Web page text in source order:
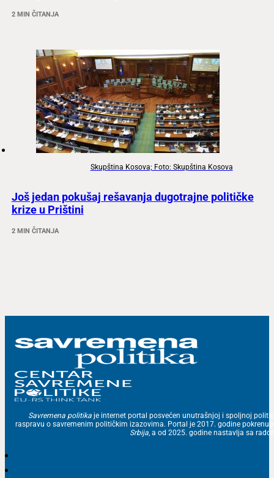
2 MIN ČITANJA
Skupština Kosova; Foto: Skupština Kosova
Još jedan pokušaj rešavanja dugotrajne političke
krize u Prištini
2 MIN ČITANJA
Savremena politika je internet portal posvećen unutrašnjoj i spoljnoj
raspravu o savremenim političkim izazovima. Portal je 2017. godine
Srbija, a od 2025. godine nastavlja sa